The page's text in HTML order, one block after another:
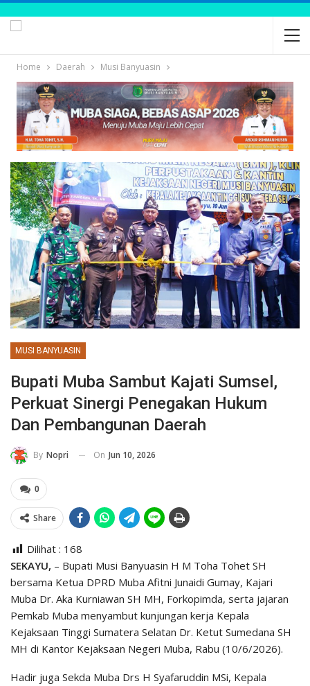
Home Daerah Musi Banyuasin
MUSI BANYUASIN
Bupati Muba Sambut Kajati Sumsel,
Perkuat Sinergi Penegakan Hukum
Dan Pembangunan Daerah
By Nopri On Jun 10, 2026
0
Share
Dilihat : 168
SEKAYU, – Bupati Musi Banyuasin H M Toha Tohet SH
bersama Ketua DPRD Muba Afitni Junaidi Gumay, Kajari
Muba Dr. Aka Kurniawan SH MH, Forkopimda, serta jajaran
Pemkab Muba menyambut kunjungan kerja Kepala
Kejaksaan Tinggi Sumatera Selatan Dr. Ketut Sumedana SH
MH di Kantor Kejaksaan Negeri Muba, Rabu (10/6/2026).
Hadir juga Sekda Muba Drs H Syafaruddin MSi, Kepala